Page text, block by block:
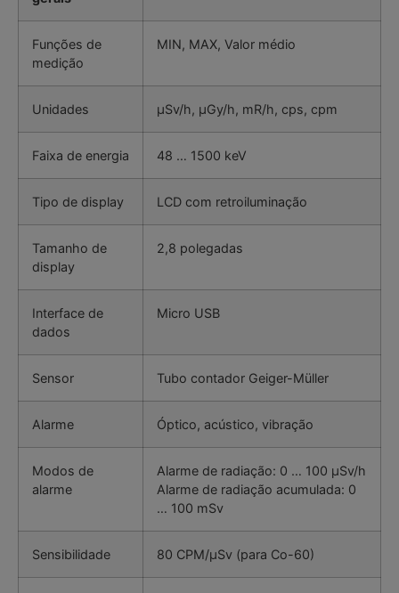
Funções de
medição
MIN, MAX, Valor médio
Unidades μSv/h, μGy/h, mR/h, cps, cpm
Faixa de energia 48 … 1500 keV
Tipo de display LCD com retroiluminação
Tamanho de
display
2,8 polegadas
Interface de
dados
Micro USB
Sensor Tubo contador Geiger-Müller
Alarme Óptico, acústico, vibração
Modos de
alarme
Alarme de radiação: 0 … 100 µSv/h
Alarme de radiação acumulada: 0
… 100 mSv
Sensibilidade 80 CPM/µSv (para Co-60)